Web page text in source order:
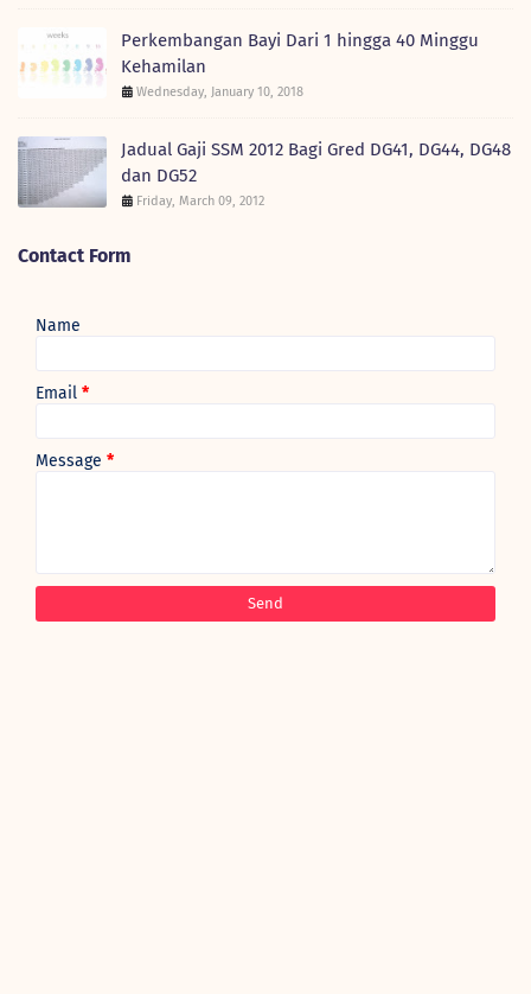
Perkembangan Bayi Dari 1 hingga 40 Minggu
Kehamilan
Wednesday, January 10, 2018
Jadual Gaji SSM 2012 Bagi Gred DG41, DG44, DG48
dan DG52
Friday, March 09, 2012
Contact Form
Name
Email *
Message *